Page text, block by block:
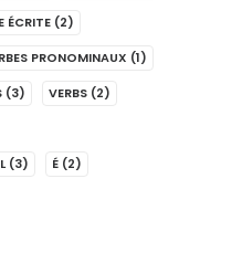
ÉCRITE (2)
PRONOMINAUX (1)
(3) VERBS (2)
(3) É (2)